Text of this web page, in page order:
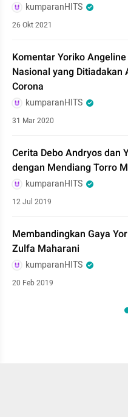
kumparanHITS
26 Okt 2021
Komentar Yoriko
Nasional yang Ditiadakan
Corona
kumparanHITS
31 Mar 2020
Cerita Debo Andryos dan
dengan Mendiang Torro
kumparanHITS
12 Jul 2019
Membandingkan Gaya
Zulfa Maharani
kumparanHITS
20 Feb 2019